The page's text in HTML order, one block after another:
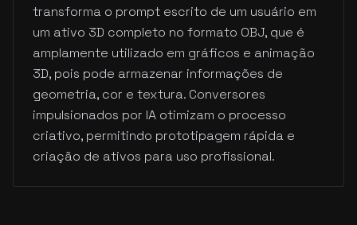
transforma o prompt escrito de um usuário em
um ativo 3D completo no formato OBJ, que é
amplamente utilizado em gráficos e animação
3D, pois pode armazenar informações de
geometria, cor e textura. Conversores
impulsionados por IA otimizam o processo
criativo, permitindo prototipagem rápida e
criação de ativos para uso profissional.